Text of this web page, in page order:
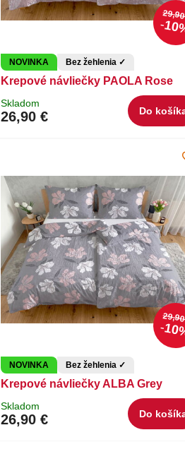
NOVINKA Bez žehlenia ✓
Krepové návliečky PAOLA Rose
Skladom
26,90 € Do
NOVINKA Bez žehlenia ✓
Krepové návliečky ALBA Grey
Skladom
26,90 € Do